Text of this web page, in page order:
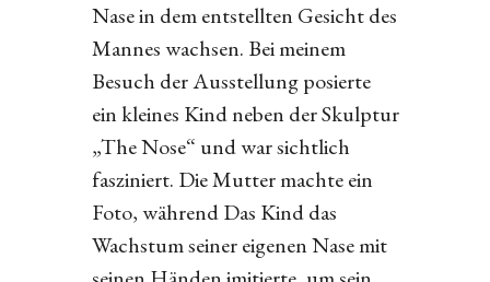
Nase in dem entstellten Gesicht des
Mannes wachsen. Bei meinem
Besuch der Ausstellung posierte
ein kleines Kind neben der Skulptur
„The Nose“ und war sichtlich
fasziniert. Die Mutter machte ein
Foto, während Das Kind das
Wachstum seiner eigenen Nase mit